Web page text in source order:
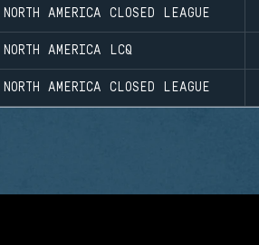
NORTH AMERICA CLOSED LEAGUE
NORTH AMERICA LCQ
NORTH AMERICA CLOSED LEAGUE